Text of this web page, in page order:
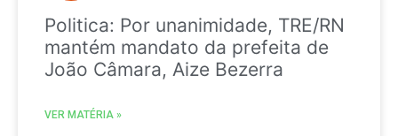
Politica: Por unanimidade, TRE/RN
mantém mandato da prefeita de
João Câmara, Aize Bezerra
VER MATÉRIA »